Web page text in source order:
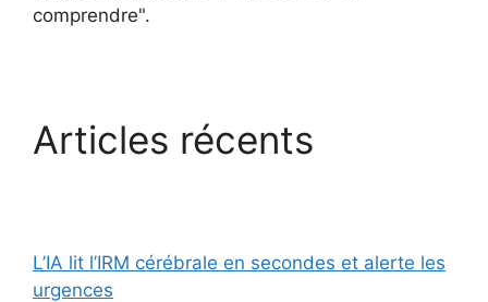
comprendre".
Articles récents
L’IA lit l’IRM cérébrale en secondes et alerte les
urgences